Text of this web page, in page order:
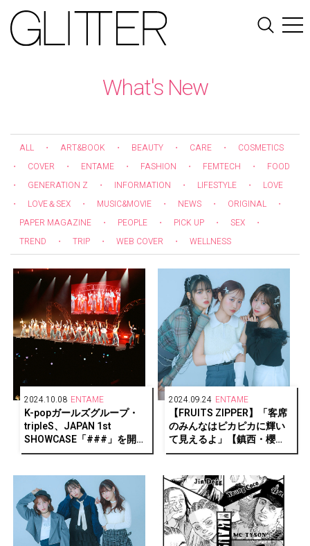
What's New
ALL ・ ART&BOOK ・ BEAUTY ・ CARE ・
COSMETICS
・
COVER ・ ENTAME ・ FASHION ・ FEMTECH ・
FOOD
・
GENERATION Z ・ INFORMATION ・ LIFESTYLE ・
LOVE
・
LOVE＆SEX ・ MUSIC&MOVIE ・ NEWS ・ ORIGINAL
・
PAPER MAGAZINE
・ PEOPLE ・ PICK UP ・ SEX
・
TREND
・ TRIP ・ WEB COVER ・ WELLNESS
2024.10.08 ENTAME
K-popガールズグループ・
tripleS、JAPAN 1st
SHOWCASE「###」を開
催！メンバー24人完全体の
2024.09.24 ENTAME
【FRUITS ZIPPER】「客席
のみんなはピカピカに輝い
て見えるよ」【鎮西・櫻
井・仲川編】